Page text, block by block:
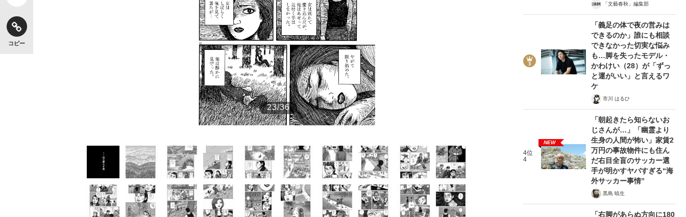
【独自】昭和の大女優・小川真由美（享年86）が鹿児島で3月に死去し...
もっと見る
コピー
23/36
24/36
「文藝春秋」編集部
「義足の体で夜の営みは
できるのか」誰にも相談
できなかった切実な悩み
も…脚を失ったモデル・
かわけい（28）が「ずっ
と運がいい」と言えるワ
ケ
市川 はるひ
4位
4
NEW
「朝起きたら知らないお
じさんが…」「幽霊より
生身の人間が怖い」家賃2
万円の事故物件にも住ん
だ右目全盲のサッカー選
手が明かすヤバすぎる“海
外サッカー事情”
黒島 暁生
「右脚があらぬ方向に180